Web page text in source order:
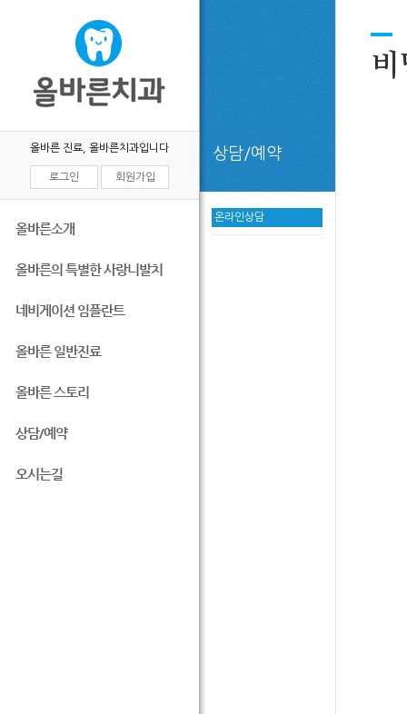
올바른 진료, 올바른치과입니다
로그인 회원가입
올바른소개
올바른의 특별한 사랑니발치
네비게이션 임플란트
올바른 일반진료
올바른 스토리
상담/예약
오시는길
상담/예약
온라인상담
비